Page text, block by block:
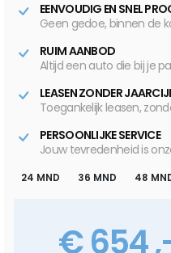
EENVOUDIG EN SNEL
Geen gedoe, binnen de
RUIM AANBOD
Altijd een auto die bij je
LEASEN ZONDER
Toegankelijk leasen,
PERSOONLIJKE SERVICE
Jouw tevredenheid is
24 MND 36 MND 48
€ 654